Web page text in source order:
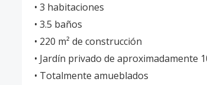
• 3 habitaciones
• 3.5 baños
• 220 m² de construcción
• Jardín privado de aproximadamente
• Totalmente amueblados